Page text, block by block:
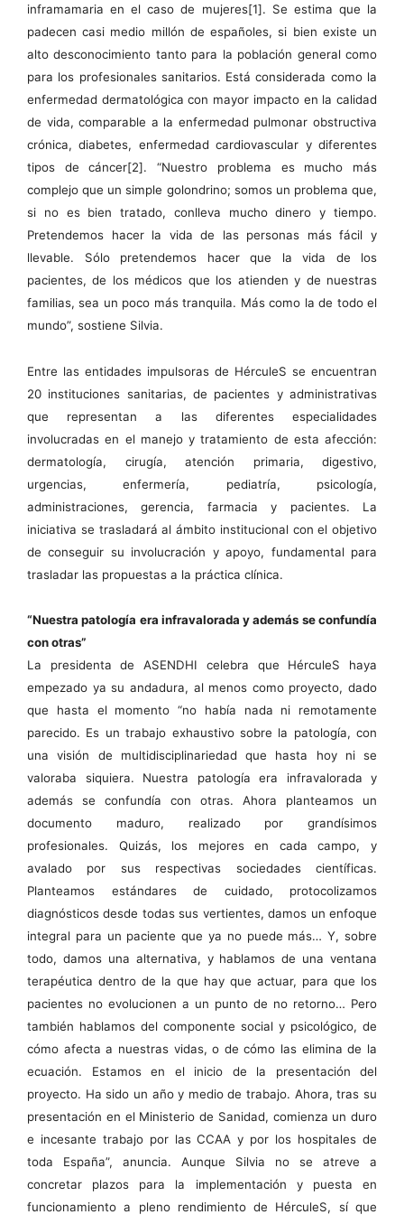
inframamaria en el caso de mujeres[1]. Se estima que la
padecen casi medio millón de españoles, si bien existe un
alto desconocimiento tanto para la población general como
para los profesionales sanitarios. Está considerada como la
enfermedad dermatológica con mayor impacto en la calidad
de vida, comparable a la enfermedad pulmonar obstructiva
crónica, diabetes, enfermedad cardiovascular y diferentes
tipos de cáncer[2]. “Nuestro problema es mucho más
complejo que un simple golondrino; somos un problema que,
si no es bien tratado, conlleva mucho dinero y tiempo.
Pretendemos hacer la vida de las personas más fácil y
llevable. Sólo pretendemos hacer que la vida de los
pacientes, de los médicos que los atienden y de nuestras
familias, sea un poco más tranquila. Más como la de todo el
mundo”, sostiene Silvia.
Entre las entidades impulsoras de HérculeS se encuentran
20 instituciones sanitarias, de pacientes y administrativas
que representan a las diferentes especialidades
involucradas en el manejo y tratamiento de esta afección:
dermatología, cirugía, atención primaria, digestivo,
urgencias, enfermería, pediatría, psicología,
administraciones, gerencia, farmacia y pacientes. La
iniciativa se trasladará al ámbito institucional con el objetivo
de conseguir su involucración y apoyo, fundamental para
trasladar las propuestas a la práctica clínica.
“Nuestra patología era infravalorada y además se confundía
con otras”
La presidenta de ASENDHI celebra que HérculeS haya
empezado ya su andadura, al menos como proyecto, dado
que hasta el momento “no había nada ni remotamente
parecido. Es un trabajo exhaustivo sobre la patología, con
una visión de multidisciplinariedad que hasta hoy ni se
valoraba siquiera. Nuestra patología era infravalorada y
además se confundía con otras. Ahora planteamos un
documento maduro, realizado por grandísimos
profesionales. Quizás, los mejores en cada campo, y
avalado por sus respectivas sociedades científicas.
Planteamos estándares de cuidado, protocolizamos
diagnósticos desde todas sus vertientes, damos un enfoque
integral para un paciente que ya no puede más… Y, sobre
todo, damos una alternativa, y hablamos de una ventana
terapéutica dentro de la que hay que actuar, para que los
pacientes no evolucionen a un punto de no retorno… Pero
también hablamos del componente social y psicológico, de
cómo afecta a nuestras vidas, o de cómo las elimina de la
ecuación. Estamos en el inicio de la presentación del
proyecto. Ha sido un año y medio de trabajo. Ahora, tras su
presentación en el Ministerio de Sanidad, comienza un duro
e incesante trabajo por las CCAA y por los hospitales de
toda España”, anuncia. Aunque Silvia no se atreve a
concretar plazos para la implementación y puesta en
funcionamiento a pleno rendimiento de HérculeS, sí que